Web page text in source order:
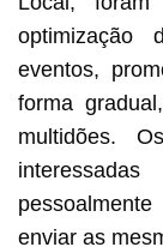
eventos,
forma
multidões.
enviar as